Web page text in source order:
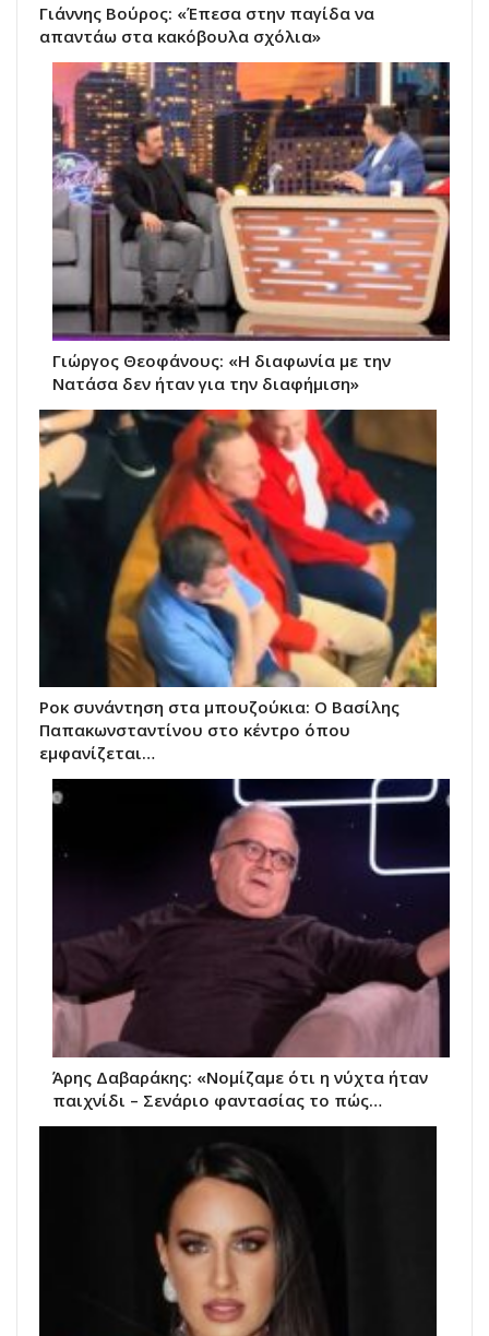
Γιάννης Βούρος: «Έπεσα στην παγίδα να
απαντάω στα κακόβουλα σχόλια»
Γιώργος Θεοφάνους: «Η διαφωνία με την
Νατάσα δεν ήταν για την διαφήμιση»
Ροκ συνάντηση στα μπουζούκια: Ο Βασίλης
Παπακωνσταντίνου στο κέντρο όπου
εμφανίζεται…
Άρης Δαβαράκης: «Νομίζαμε ότι η νύχτα ήταν
παιχνίδι – Σενάριο φαντασίας το πώς…